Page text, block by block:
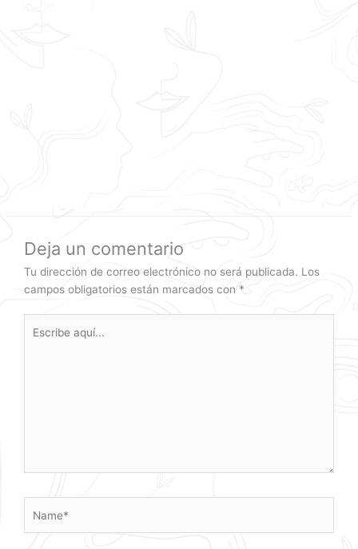
Deja un comentario
Tu dirección de correo electrónico no será publicada. Los
campos obligatorios están marcados con *
aquí...